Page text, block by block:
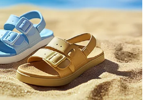
SPRZEDAŻY